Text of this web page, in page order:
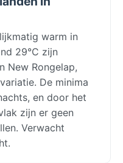
warm in
29°C zijn
New Rongelap,
De minima
en door het
zijn er geen
Verwacht